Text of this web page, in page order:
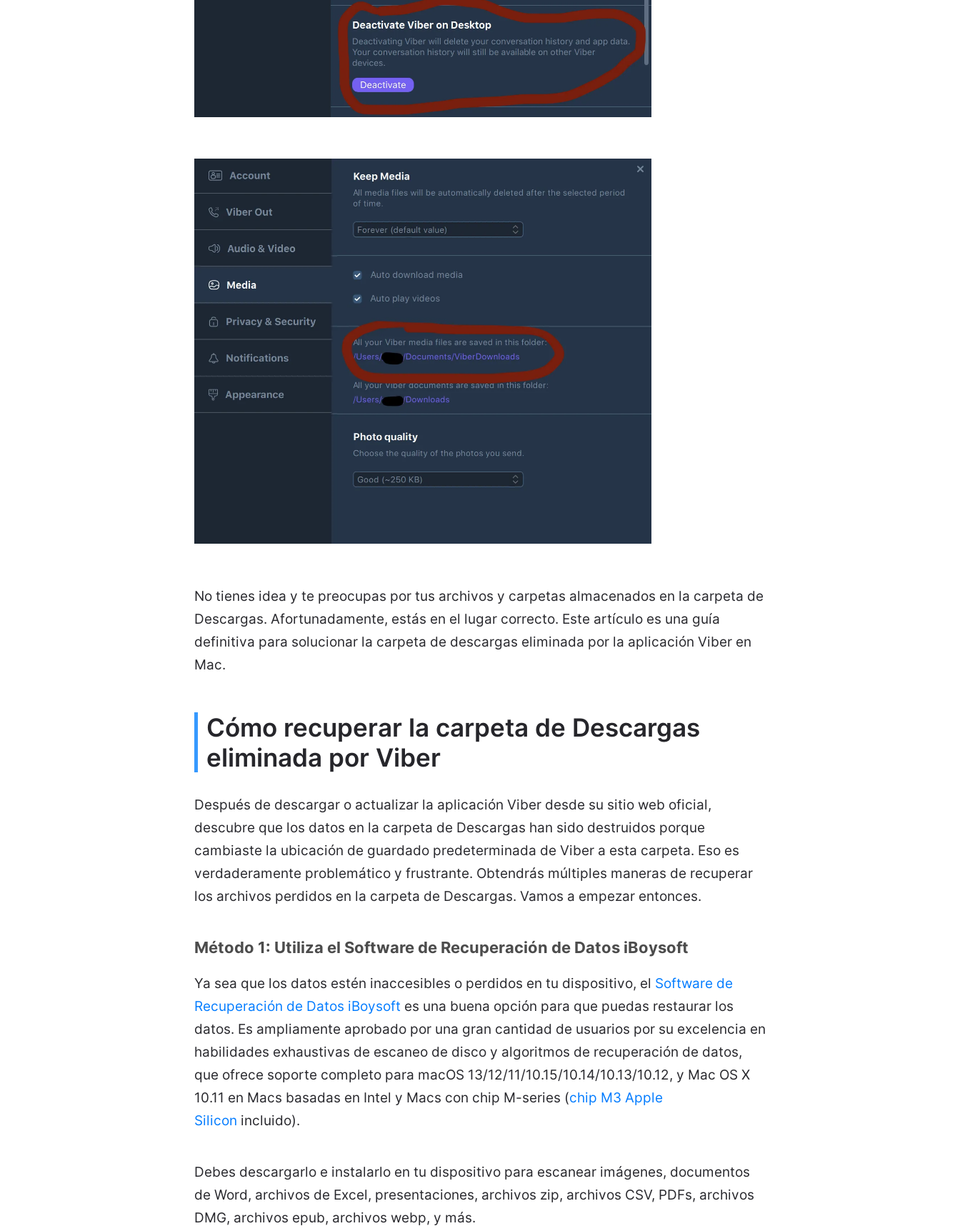
No tienes idea y te preocupas por tus archivos y carpetas almacenados en la carpeta de
Descargas. Afortunadamente, estás en el lugar correcto. Este artículo es una guía
definitiva para solucionar la carpeta de descargas eliminada por la aplicación Viber en
Mac.
Cómo recuperar la carpeta de Descargas
eliminada por Viber
Después de descargar o actualizar la aplicación Viber desde su sitio web oficial,
descubre que los datos en la carpeta de Descargas han sido destruidos porque
cambiaste la ubicación de guardado predeterminada de Viber a esta carpeta. Eso es
verdaderamente problemático y frustrante. Obtendrás múltiples maneras de recuperar
los archivos perdidos en la carpeta de Descargas. Vamos a empezar entonces.
Método 1: Utiliza el Software de Recuperación de Datos iBoysoft
Ya sea que los datos estén inaccesibles o perdidos en tu dispositivo, el Software de
Recuperación de Datos iBoysoft es una buena opción para que puedas restaurar los
datos. Es ampliamente aprobado por una gran cantidad de usuarios por su excelencia en
habilidades exhaustivas de escaneo de disco y algoritmos de recuperación de datos,
que ofrece soporte completo para macOS 13/12/11/10.15/10.14/10.13/10.12, y Mac OS X
10.11 en Macs basadas en Intel y Macs con chip M-series (chip M3 Apple
Silicon incluido).
Debes descargarlo e instalarlo en tu dispositivo para escanear imágenes, documentos
de Word, archivos de Excel, presentaciones, archivos zip, archivos CSV, PDFs, archivos
DMG, archivos epub, archivos webp, y más.